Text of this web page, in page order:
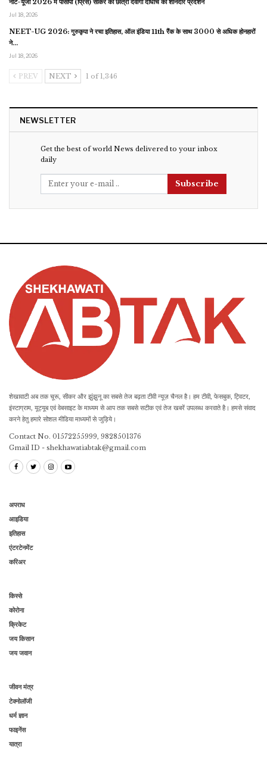
नीट-यूजी 2026 में पीसीपी (प्रिंस) सीकर की छात्रा देवांगी दाधीच का शानदार प्रदर्शन
Jul 18, 2026
NEET-UG 2026: गुरुकृपा ने रचा इतिहास, ऑल इंडिया 11th रैंक के साथ 3000 से अधिक होनहारों
ने…
Jul 18, 2026
PREV NEXT 1 of 1,346
NEWSLETTER
Get the best of world News delivered to your inbox
daily
Subscribe
शेखावाटी अब तक चूरू, सीकर और झुंझुनू का सबसे तेज बढ़ता टीवी न्यूज़ चैनल है। हम टीवी, फेसबुक, ट्विटर,
इंस्टाग्राम, यूट्यूब एवं वेबसाइट के माध्यम से आप तक सबसे सटीक एवं तेज खबरें उपलब्ध करवाते है। हमसे संवाद
करने हेतु हमारे सोशल मीडिया माध्यमों से जुड़िये।
Contact No. 01572255999, 9828501376
Gmail ID - shekhawatiabtak@gmail.com
अपराध
आइडिया
इतिहास
एंटरटेनमेंट
करिअर
किस्से
कोरोना
क्रिकेट
जय किसान
जय जवान
जीवन मंत्र
टेक्नोलॉजी
धर्म ज्ञान
फाइनेंस
यात्रा